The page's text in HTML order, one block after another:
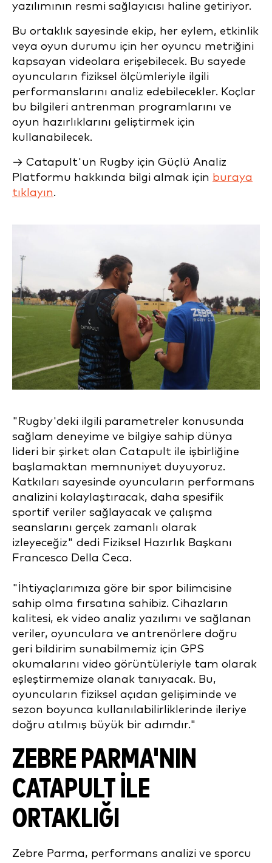
yazılımının resmi sağlayıcısı haline getiriyor.
Bu ortaklık sayesinde ekip, her eylem, etkinlik
veya oyun durumu için her oyuncu metriğini
kapsayan videolara erişebilecek. Bu sayede
oyuncuların fiziksel ölçümleriyle ilgili
performanslarını analiz edebilecekler. Koçlar
bu bilgileri antrenman programlarını ve
oyun hazırlıklarını geliştirmek için
kullanabilecek.
→ Catapult'un Rugby için Güçlü Analiz
Platformu hakkında bilgi almak için buraya
tıklayın.
"Rugby'deki ilgili parametreler konusunda
sağlam deneyime ve bilgiye sahip dünya
lideri bir şirket olan Catapult ile işbirliğine
başlamaktan memnuniyet duyuyoruz.
Katkıları sayesinde oyuncuların performans
analizini kolaylaştıracak, daha spesifik
sportif veriler sağlayacak ve çalışma
seanslarını gerçek zamanlı olarak
izleyeceğiz" dedi Fiziksel Hazırlık Başkanı
Francesco Della Ceca.
"İhtiyaçlarımıza göre bir spor bilimcisine
sahip olma fırsatına sahibiz. Cihazların
kalitesi, ek video analiz yazılımı ve sağlanan
veriler, oyunculara ve antrenörlere doğru
geri bildirim sunabilmemiz için GPS
okumalarını video görüntüleriyle tam olarak
eşleştirmemize olanak tanıyacak. Bu,
oyuncuların fiziksel açıdan gelişiminde ve
sezon boyunca kullanılabilirliklerinde ileriye
doğru atılmış büyük bir adımdır."
ZEBRE PARMA'NIN
CATAPULT ILE
ORTAKLIĞI
Zebre Parma, performans analizi ve sporcu